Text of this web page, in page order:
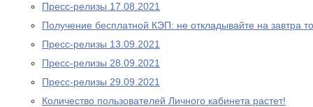
Пресс-релизы 17.08.2021
Получение бесплатной КЭП: не откладывайте на завтра
Пресс-релизы 13.09.2021
Пресс-релизы 28.09.2021
Пресс-релизы 29.09.2021
Количество пользователей Личного кабинета растет!